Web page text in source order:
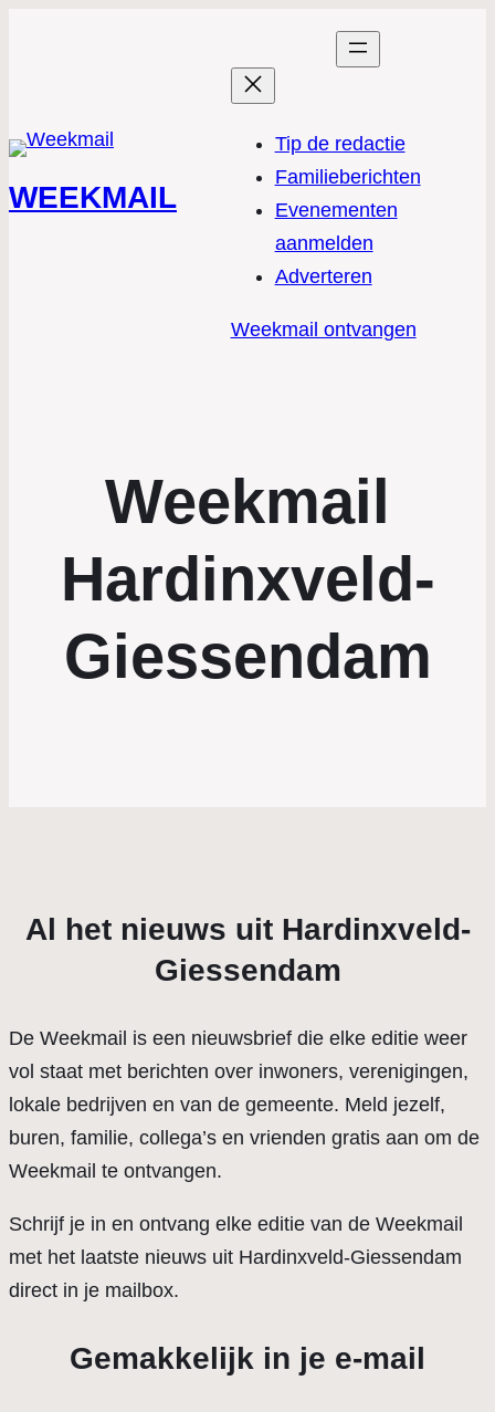
WEEKMAIL
Tip de redactie
Familieberichten
Evenementen
aanmelden
Adverteren
Weekmail ontvangen
Weekmail
Hardinxveld-
Giessendam
Al het nieuws uit Hardinxveld-
Giessendam
De Weekmail is een nieuwsbrief die elke editie weer
vol staat met berichten over inwoners, verenigingen,
lokale bedrijven en van de gemeente. Meld jezelf,
buren, familie, collega’s en vrienden gratis aan om de
Weekmail te ontvangen.
Schrijf je in en ontvang elke editie van de Weekmail
met het laatste nieuws uit Hardinxveld-Giessendam
direct in je mailbox.
Gemakkelijk in je e-mail